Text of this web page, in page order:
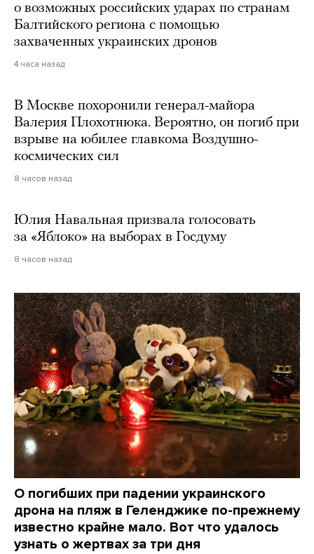
о возможных российских ударах по странам
Балтийского региона с помощью
захваченных украинских дронов
4 часа назад
В Москве похоронили генерал-майора
Валерия Плохотнюка. Вероятно, он погиб при
взрыве на юбилее главкома Воздушно-
космических сил
8 часов назад
Юлия Навальная призвала голосовать
за «Яблоко» на выборах в Госдуму
8 часов назад
О погибших при падении украинского
дрона на пляж в Геленджике по-прежнему
известно крайне мало. Вот что удалось
узнать о жертвах за три дня